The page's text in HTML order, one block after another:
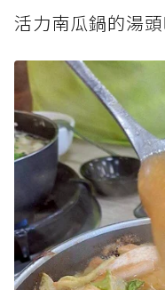
活力南瓜鍋的湯